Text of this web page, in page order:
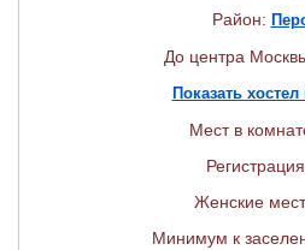
Район:
До центра
Показать хостел
Мест в
Женские
Минимум к